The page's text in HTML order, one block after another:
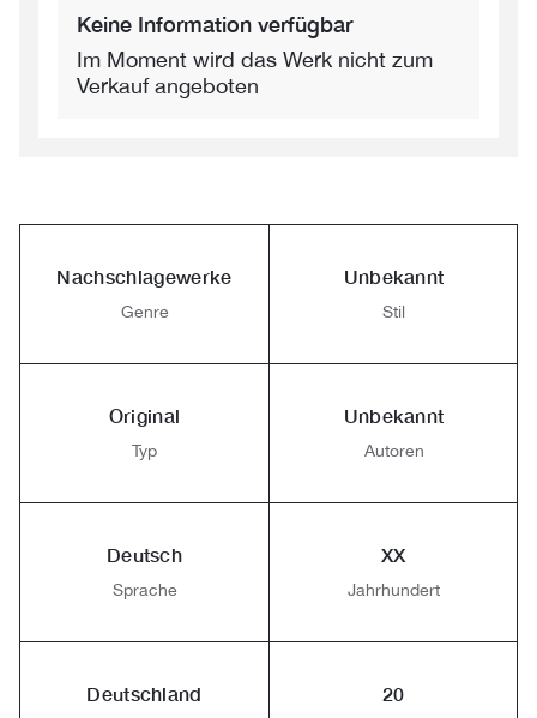
Keine Information verfügbar
Im Moment wird das Werk nicht zum
Verkauf angeboten
Nachschlagewerke
Genre
Unbekannt
Stil
Original
Typ
Unbekannt
Autoren
Deutsch
Sprache
XX
Jahrhundert
Deutschland 20